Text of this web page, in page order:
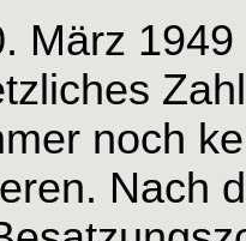
März
noch
Nach